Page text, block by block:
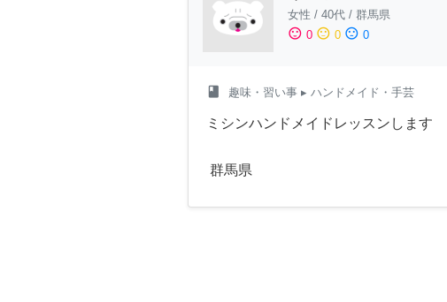
女性 / 40代 / 群馬県
sentiment_satisfied 0 sentiment_neutral 0 sentiment_dissatisfied 0
class 趣味・習い事 ▸ ハンドメイド・手芸
ミシンハンドメイドレッスンします
群馬県